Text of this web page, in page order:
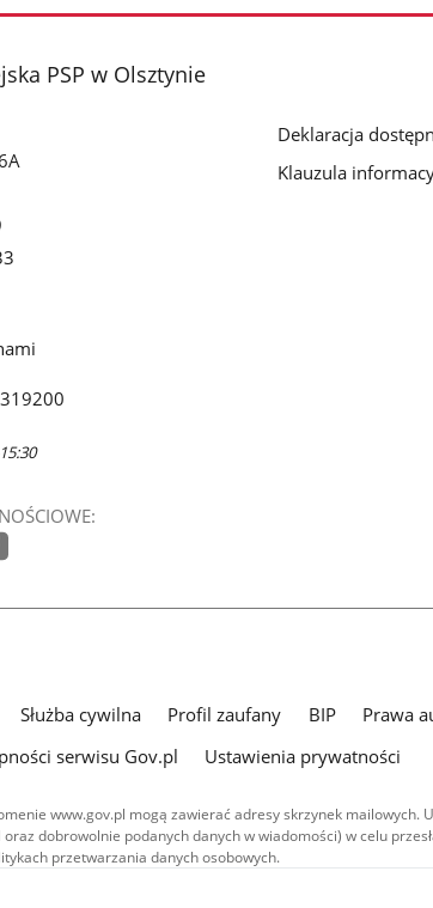
PSP w Olsztynie
Deklaracja
Klauzula
Służba cywilna Profil zaufany BIP Prawa
serwisu Gov.pl
Ustawienia prywatności
www.gov.pl mogą zawierać adresy skrzynek
dobrowolnie podanych danych w wiadomości) w celu
przetwarzania danych osobowych.
publikowane w serwisie (z wyłączeniem treści